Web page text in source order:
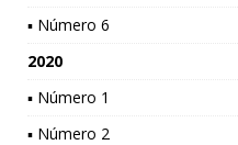
▪ Número 6
2020
▪ Número 1
▪ Número 2